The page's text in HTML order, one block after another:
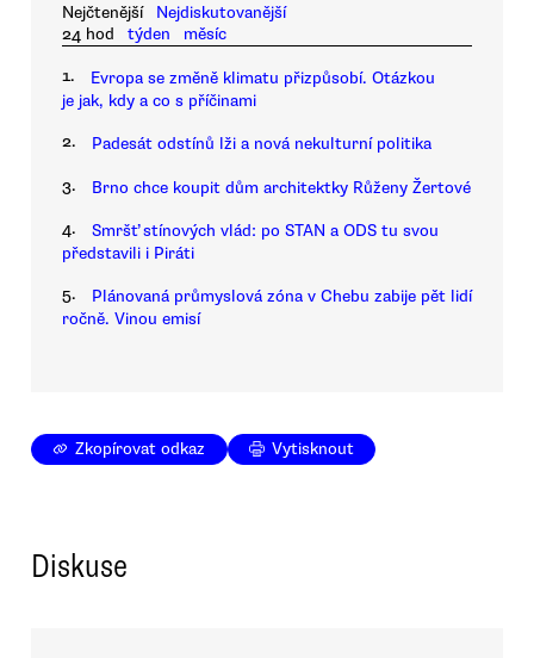
Nejčtenější
Nejdiskutovanější
24 hod
týden měsíc
1.
Evropa se změně klimatu přizpůsobí. Otázkou
je jak, kdy a co s příčinami
2. Padesát odstínů lži a nová nekulturní politika
3. Brno chce koupit dům architektky Růženy Žertové
4.
Smršť stínových vlád: po STAN a ODS tu svou
představili i Piráti
5.
Plánovaná průmyslová zóna v Chebu zabije pět lidí
ročně. Vinou emisí
Zkopírovat odkaz Vytisknout
Diskuse